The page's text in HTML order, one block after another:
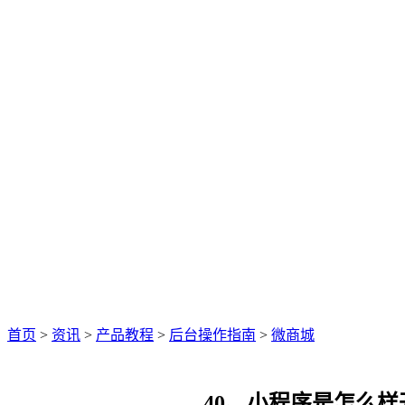
首页 > 资讯 > 产品教程 > 后台操作指南 > 微商城